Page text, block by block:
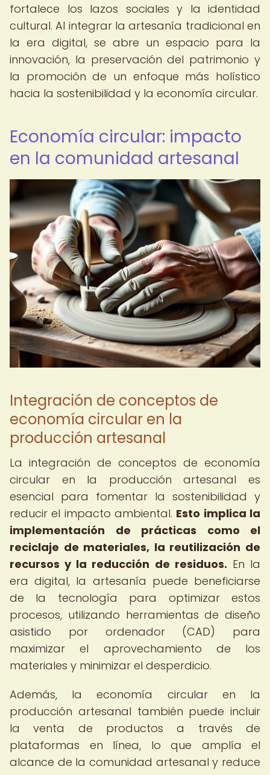
fortalece los lazos sociales y la identidad
cultural. Al integrar la artesanía tradicional en
la era digital, se abre un espacio para la
innovación, la preservación del patrimonio y
la promoción de un enfoque más holístico
hacia la sostenibilidad y la economía circular.
Economía circular: impacto
en la comunidad artesanal
Integración de conceptos de
economía circular en la
producción artesanal
La integración de conceptos de economía
circular en la producción artesanal es
esencial para fomentar la sostenibilidad y
reducir el impacto ambiental. Esto implica la
implementación de prácticas como el
reciclaje de materiales, la reutilización de
recursos y la reducción de residuos. En la
era digital, la artesanía puede beneficiarse
de la tecnología para optimizar estos
procesos, utilizando herramientas de diseño
asistido por ordenador (CAD) para
maximizar el aprovechamiento de los
materiales y minimizar el desperdicio.
Además, la economía circular en la
producción artesanal también puede incluir
la venta de productos a través de
plataformas en línea, lo que amplía el
alcance de la comunidad artesanal y reduce